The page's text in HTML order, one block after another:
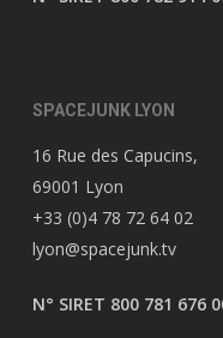
SPACEJUNK LYON
16 Rue des Capucins,
69001 Lyon
+33 (0)4 78 72 64 02
lyon@spacejunk.tv
N° SIRET 800 781 676